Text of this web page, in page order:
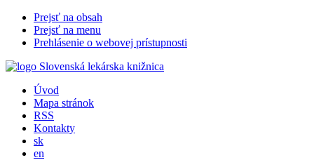
Prejsť na obsah
Prejsť na menu
Prehlásenie o webovej prístupnosti
Úvod
Mapa stránok
RSS
Kontakty
sk
en